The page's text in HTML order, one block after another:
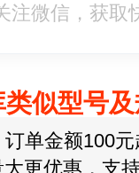
注微信，获取
似型号
单金额100元
更优惠，支